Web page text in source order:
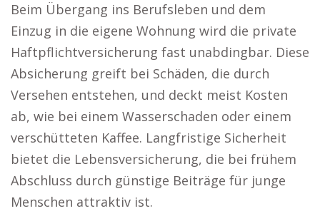
Beim Übergang ins Berufsleben und dem
Einzug in die eigene Wohnung wird die private
Haftpflichtversicherung fast unabdingbar. Diese
Absicherung greift bei Schäden, die durch
Versehen entstehen, und deckt meist Kosten
ab, wie bei einem Wasserschaden oder einem
verschütteten Kaffee. Langfristige Sicherheit
bietet die Lebensversicherung, die bei frühem
Abschluss durch günstige Beiträge für junge
Menschen attraktiv ist.